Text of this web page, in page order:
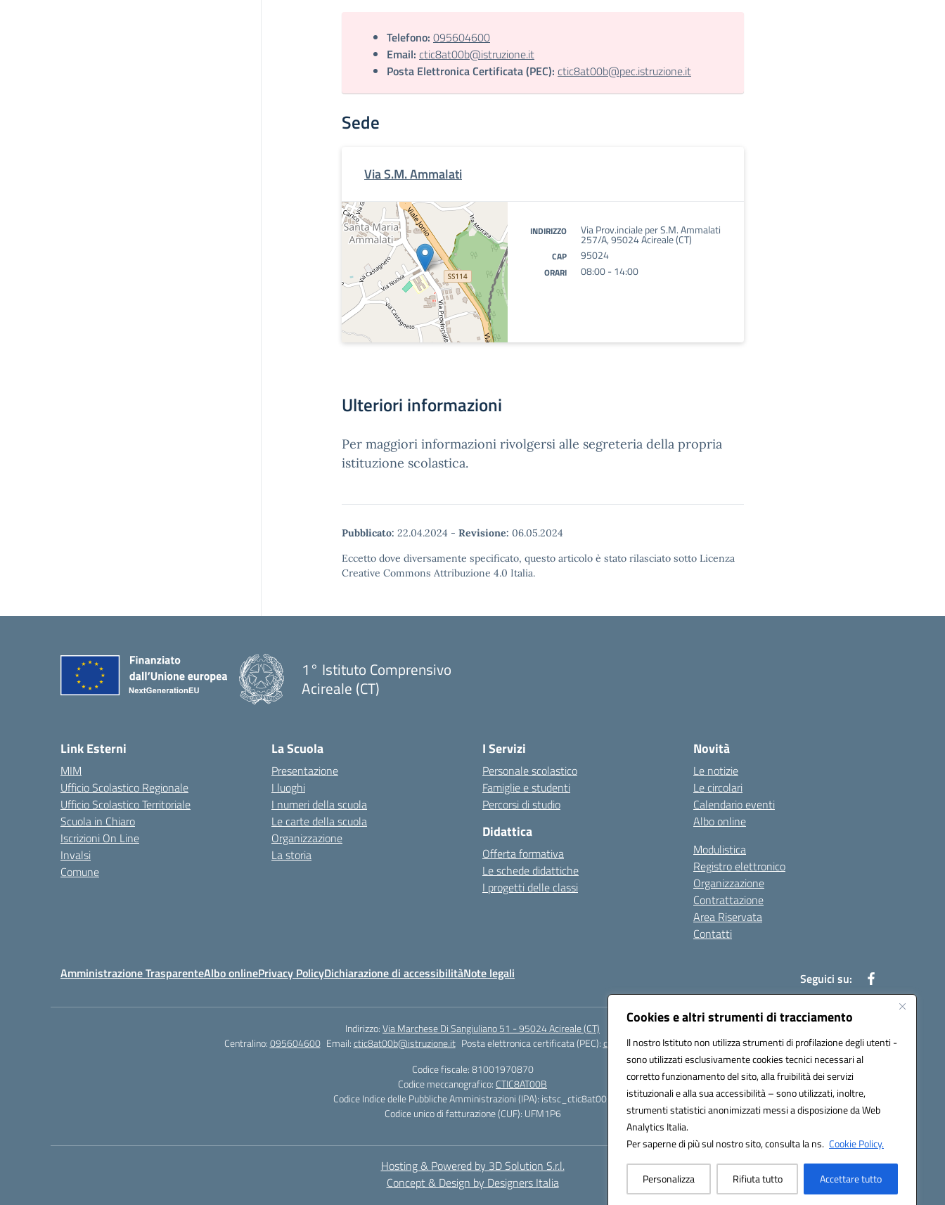
Cookies e altri strumenti di tracciamento
Il nostro Istituto non utilizza strumenti di profilazione degli utenti -
sono utilizzati esclusivamente cookies tecnici necessari al
corretto funzionamento del sito, alla fruibilità dei servizi
istituzionali e alla sua accessibilità – sono utilizzati, inoltre,
strumenti statistici anonimizzati messi a disposizione da Web
Analytics Italia.
Per saperne di più sul nostro sito, consulta la ns. Cookie Policy.
Personalizza Rifiuta tutto Accettare tutto
Telefono: 095604600
Email: ctic8at00b@istruzione.it
Posta Elettronica Certificata (PEC): ctic8at00b@pec.istruzione.it
Sede
Via S.M. Ammalati
INDIRIZZO Via Prov.inciale per S.M. Ammalati
257/A, 95024 Acireale (CT)
CAP 95024
ORARI 08:00 - 14:00
Ulteriori informazioni
Per maggiori informazioni rivolgersi alle segreteria della propria
istituzione scolastica.
Pubblicato: 22.04.2024 - Revisione: 06.05.2024
Eccetto dove diversamente specificato, questo articolo è stato rilasciato sotto Licenza
Creative Commons Attribuzione 4.0 Italia.
1° Istituto Comprensivo
Acireale (CT)
Link Esterni
MIM
Ufficio Scolastico Regionale
Ufficio Scolastico Territoriale
Scuola in Chiaro
Iscrizioni On Line
Invalsi
Comune
La Scuola
Presentazione
I luoghi
I numeri della scuola
Le carte della scuola
Organizzazione
La storia
I Servizi
Personale scolastico
Famiglie e studenti
Percorsi di studio
Didattica
Offerta formativa
Le schede didattiche
I progetti delle classi
Novità
Le notizie
Le circolari
Calendario eventi
Albo online
Modulistica
Registro elettronico
Organizzazione
Contrattazione
Area Riservata
Contatti
Amministrazione TrasparenteAlbo onlinePrivacy PolicyDichiarazione di accessibilitàNote legali Seguici su:
Indirizzo:Via Marchese Di Sangiuliano 51 - 95024 Acireale (CT)
Centralino:095604600 Email:ctic8at00b@istruzione.it Posta elettronica certificata (PEC):ctic8at00b@pec.istruzione.it
Codice fiscale: 81001970870
Codice meccanografico: CTIC8AT00B
Codice Indice delle Pubbliche Amministrazioni (IPA): istsc_ctic8at00b
Codice unico di fatturazione (CUF): UFM1P6
Hosting & Powered by 3D Solution S.r.l.
Concept & Design by Designers Italia